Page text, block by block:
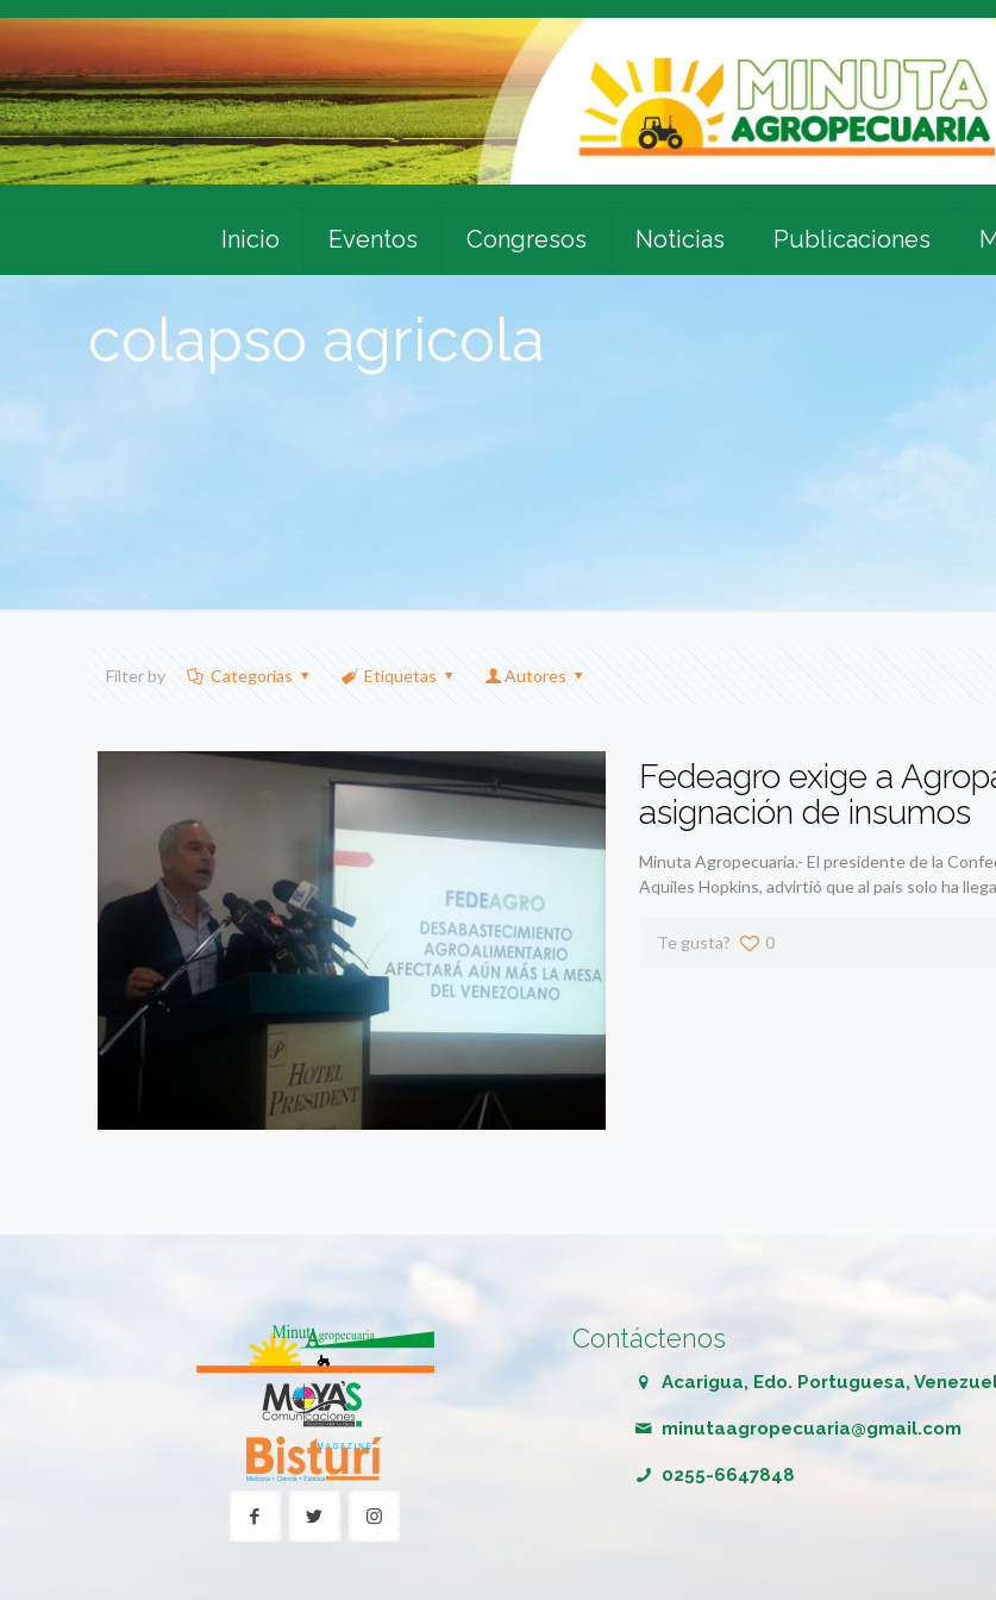
Inicio Eventos Congresos Noticias Publicaciones
colapso agricola
Filter by Categorias Etiquetas Autores
Fedeagro exige a
asignación de insumos
Minuta Agropecuaria.- El presidente de la
Aquiles Hopkins, advirtió que al país solo ha
Te gusta? 0
Contáctenos
Acarigua, Edo. Portuguesa,
minutaagropecuaria@gmail.com
0255-6647848